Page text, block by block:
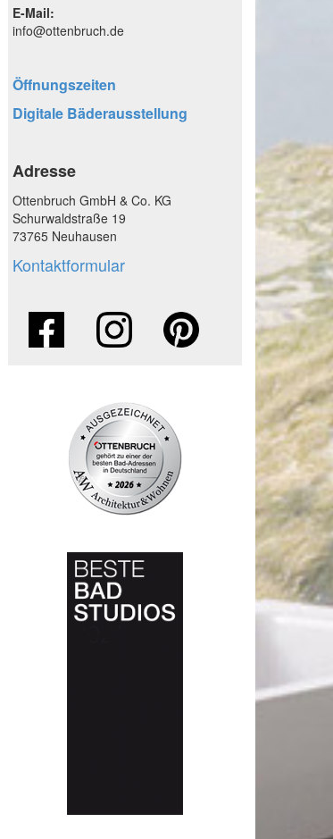
E-Mail:
info@ottenbruch.de
Öffnungszeiten
Digitale Bäderausstellung
Adresse
Ottenbruch GmbH & Co. KG
Schurwaldstraße 19
73765 Neuhausen
Kontaktformular